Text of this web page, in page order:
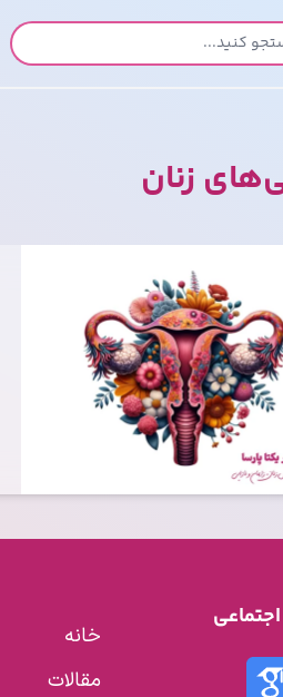
برای:
زنان
خانه
مقالات